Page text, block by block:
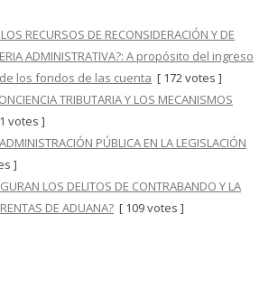
RECURSOS DE RECONSIDERACIÓN Y DE
ADMINISTRATIVA?: A propósito del ingreso
los fondos de las cuenta [ 172 votes ]
TRIBUTARIA Y LOS MECANISMOS
votes ]
PÚBLICA EN LA LEGISLACIÓN
]
LOS DELITOS DE CONTRABANDO Y LA
DE ADUANA? [ 109 votes ]